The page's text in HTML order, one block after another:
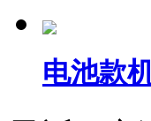
电池款